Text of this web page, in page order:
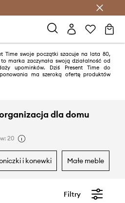
z Answear Club >
Time swoje początki szacuje na lata 80,
marka zaczynała swoją działalność od
upominków. Dziś Present Time do
ma szeroką ofertę produktów
dla domu
20
i konewki małe meble
Filtry